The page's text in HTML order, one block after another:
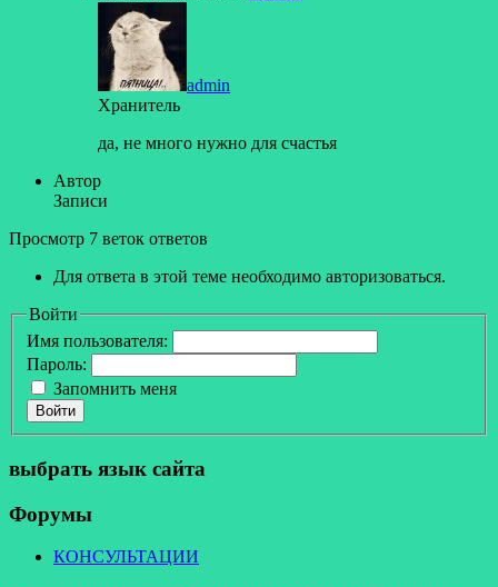
admin
Хранитель
да, не много нужно для счастья
Автор
Записи
Просмотр 7 веток ответов
Для ответа в этой теме необходимо авторизоваться.
Войти
Имя пользователя:
Пароль:
Запомнить меня
Войти
выбрать язык сайта
Форумы
КОНСУЛЬТАЦИИ